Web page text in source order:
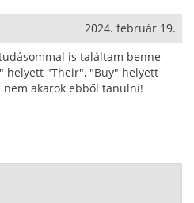
2024. február 19.
is találtam benne
helyett "Their", "Buy" helyett
nem akarok ebből tanulni!